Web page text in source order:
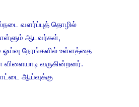
வளர்ப்புத் தொழில்
ஆடவர்கள்,
ஓய்வு நேரங்களில் உள்ளத்தை
விளையாடி வருகின்றனர்.
ஆய்வுக்கு